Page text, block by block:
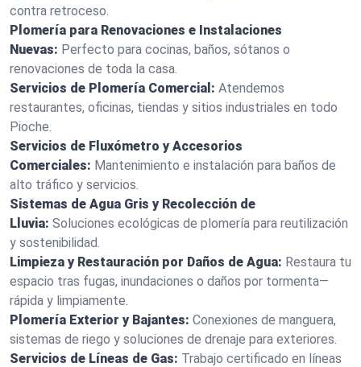
contra retroceso.
Plomería para Renovaciones e Instalaciones
Nuevas: Perfecto para cocinas, baños, sótanos o
renovaciones de toda la casa.
Servicios de Plomería Comercial: Atendemos
restaurantes, oficinas, tiendas y sitios industriales en todo
Pioche.
Servicios de Fluxómetro y Accesorios
Comerciales: Mantenimiento e instalación para baños de
alto tráfico y servicios.
Sistemas de Agua Gris y Recolección de
Lluvia: Soluciones ecológicas de plomería para reutilización
y sostenibilidad.
Limpieza y Restauración por Daños de Agua: Restaura tu
espacio tras fugas, inundaciones o daños por tormenta—
rápida y limpiamente.
Plomería Exterior y Bajantes: Conexiones de manguera,
sistemas de riego y soluciones de drenaje para exteriores.
Servicios de Líneas de Gas: Trabajo certificado en líneas